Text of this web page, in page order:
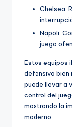
Chelsea:
Napoli:
juego
Estos equipos
defensivo
puede llevar a
control del
mostrando la
moderno.